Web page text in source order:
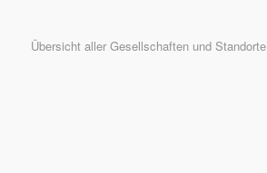
Übersicht aller Gesellschaften und Standorte